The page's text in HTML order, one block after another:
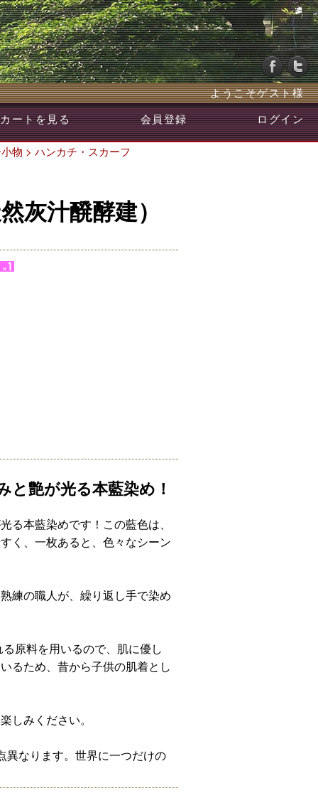
ようこそゲスト様
カートを見る 会員登録 ログイン
物 > ハンカチ・スカーフ
灰汁醗酵建）
と艶が光る本藍染め！
る本藍染めです！この藍色は、
く、一枚あると、色々なシーン
練の職人が、繰り返し手で染め
原料を用いるので、肌に優し
るため、昔から子供の肌着とし
しみください。
異なります。世界に一つだけの